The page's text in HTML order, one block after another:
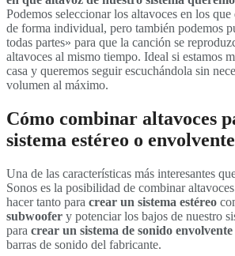
Podemos seleccionar los altavoces en los
de forma individual, pero también podemos
todas partes» para que la canción se
altavoces al mismo tiempo. Ideal si estamos
casa y queremos seguir escuchándola sin
volumen al máximo.
Cómo combinar altavoces
sistema estéreo o envolvente
Una de las características más interesantes
Sonos es la posibilidad de combinar
hacer tanto para crear un sistema estéreo
subwoofer y potenciar los bajos de nuestro
para crear un sistema de sonido envolvente
barras de sonido del fabricante.